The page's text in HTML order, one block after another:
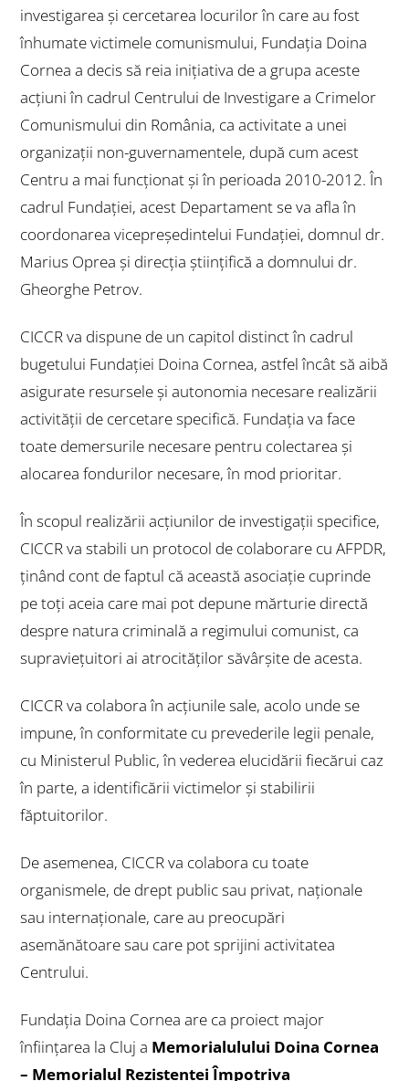
investigarea şi cercetarea locurilor în care au fost
înhumate victimele comunismului, Fundația Doina
Cornea a decis să reia inițiativa de a grupa aceste
acțiuni în cadrul Centrului de Investigare a Crimelor
Comunismului din România, ca activitate a unei
organizații non-guvernamentele, după cum acest
Centru a mai funcționat și în perioada 2010-2012. În
cadrul Fundației, acest Departament se va afla în
coordonarea vicepreşedintelui Fundației, domnul dr.
Marius Oprea și direcția științifică a domnului dr.
Gheorghe Petrov.
CICCR va dispune de un capitol distinct în cadrul
bugetului Fundaţiei Doina Cornea, astfel încât să aibă
asigurate resursele şi autonomia necesare realizării
activităţii de cercetare specifică. Fundaţia va face
toate demersurile necesare pentru colectarea şi
alocarea fondurilor necesare, în mod prioritar.
În scopul realizării acţiunilor de investigații specifice,
CICCR va stabili un protocol de colaborare cu AFPDR,
ţinând cont de faptul că această asociaţie cuprinde
pe toţi aceia care mai pot depune mărturie directă
despre natura criminală a regimului comunist, ca
supraviețuitori ai atrocităților săvârșite de acesta.
CICCR va colabora în acțiunile sale, acolo unde se
impune, în conformitate cu prevederile legii penale,
cu Ministerul Public, în vederea elucidării fiecărui caz
în parte, a identificării victimelor şi stabilirii
făptuitorilor.
De asemenea, CICCR va colabora cu toate
organismele, de drept public sau privat, naţionale
sau internaţionale, care au preocupări
asemănătoare sau care pot sprijini activitatea
Centrului.
Fundaţia Doina Cornea are ca proiect major
înfiinţarea la Cluj a Memorialulului Doina Cornea
– Memorialul Rezistenţei Împotriva